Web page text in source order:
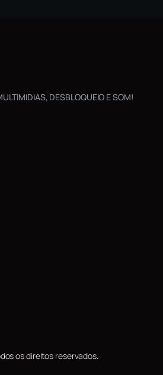
DESBLOQUEIO E SOM!
os direitos reservados.